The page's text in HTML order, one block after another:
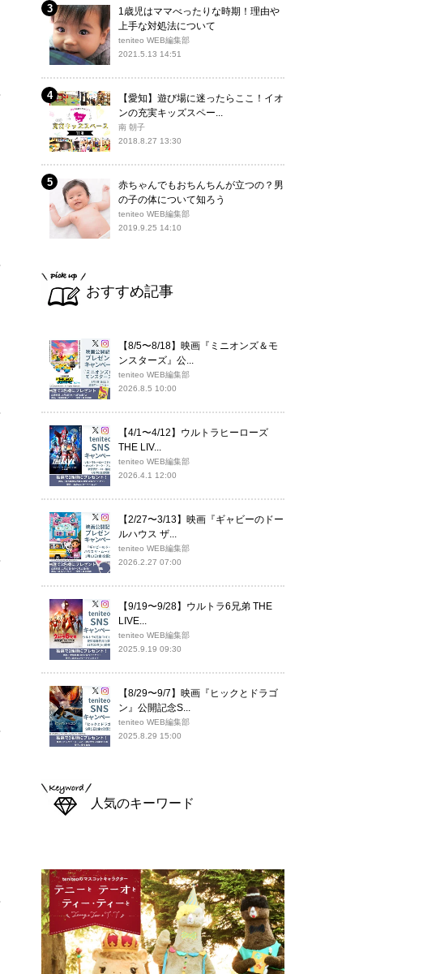
1歳児はママべったりな時期！理由や
上手な対処法について
teniteo WEB編集部
2021.5.13 14:51
【愛知】遊び場に迷ったらここ！イオ
ンの充実キッズスペー...
南 朝子
2018.8.27 13:30
赤ちゃんでもおちんちんが立つの？男
の子の体について知ろう
teniteo WEB編集部
2019.9.25 14:10
おすすめ記事
【8/5〜8/18】映画『ミニオンズ＆モ
ンスターズ』公...
teniteo WEB編集部
2026.8.5 10:00
【4/1〜4/12】ウルトラヒーローズ
THE LIV...
teniteo WEB編集部
2026.4.1 12:00
【2/27〜3/13】映画『ギャビーのドー
ルハウス ザ...
teniteo WEB編集部
2026.2.27 07:00
【9/19〜9/28】ウルトラ6兄弟 THE
LIVE...
teniteo WEB編集部
2025.9.19 09:30
【8/29〜9/7】映画『ヒックとドラゴ
ン』公開記念S...
teniteo WEB編集部
2025.8.29 15:00
人気のキーワード